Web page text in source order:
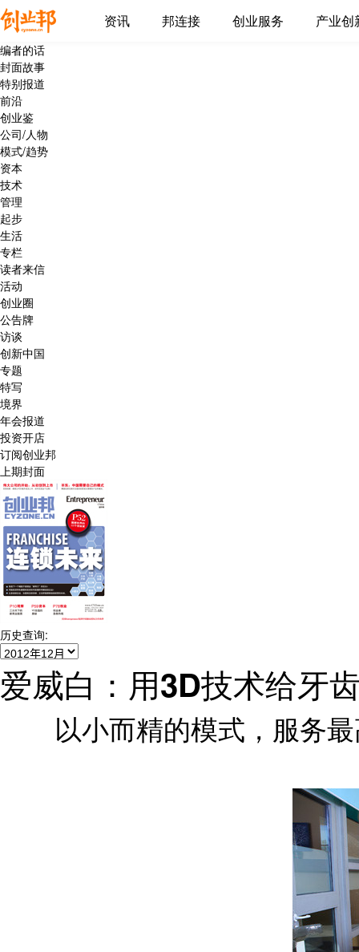
资讯 邦连接 创业服务 产业创
编者的话
封面故事
特别报道
前沿
创业鉴
公司/人物
模式/趋势
资本
技术
管理
起步
生活
专栏
读者来信
活动
创业圈
公告牌
访谈
创新中国
专题
特写
境界
年会报道
投资开店
订阅创业邦
上期封面
历史查询:
爱威白：用3D技术给牙
以小而精的模式，服务最